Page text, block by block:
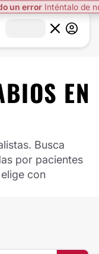
un error Inténtalo de
EN
Busca
por pacientes
con